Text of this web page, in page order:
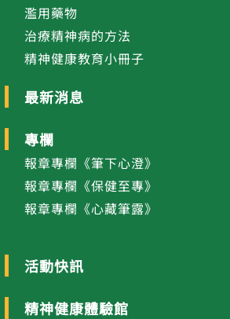
濫用藥物
治療精神病的方法
精神健康教育小冊子
最新消息
專欄
報章專欄《筆下心澄》
報章專欄《保健至專》
報章專欄《心藏筆露》
活動快訊
精神健康體驗館